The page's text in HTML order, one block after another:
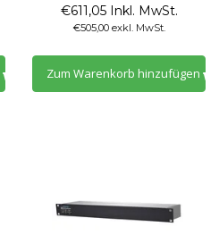
€611,05 Inkl. MwSt.
€505,00 exkl. MwSt.
Zum Warenkorb hinzufügen